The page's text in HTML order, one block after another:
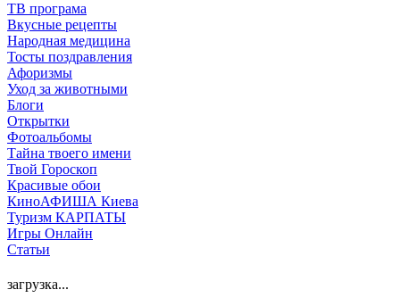
ТВ програма
Вкусные рецепты
Народная медицина
Тосты поздравления
Афоризмы
Уход за животными
Блоги
Открытки
Фотоальбомы
Тайна твоего имени
Твой Гороскоп
Красивые обои
КиноАФИША Киева
Туризм КАРПАТЫ
Игры Онлайн
Статьи
загрузка...